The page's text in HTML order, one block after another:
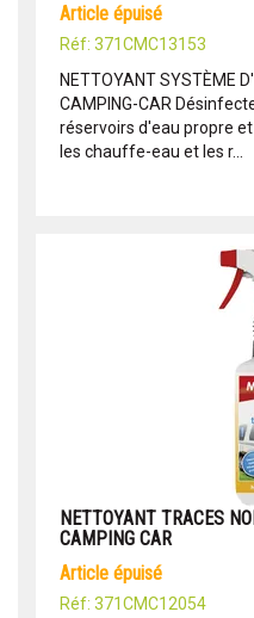
article épuisé
Réf: 371CMC13153
NETTOYANT SYSTÈME
CAMPING-CAR
réservoirs d'eau propre
les chauffe-eau et les r...
NETTOYANT TRACES
CAMPING CAR
article épuisé
Réf: 371CMC12054